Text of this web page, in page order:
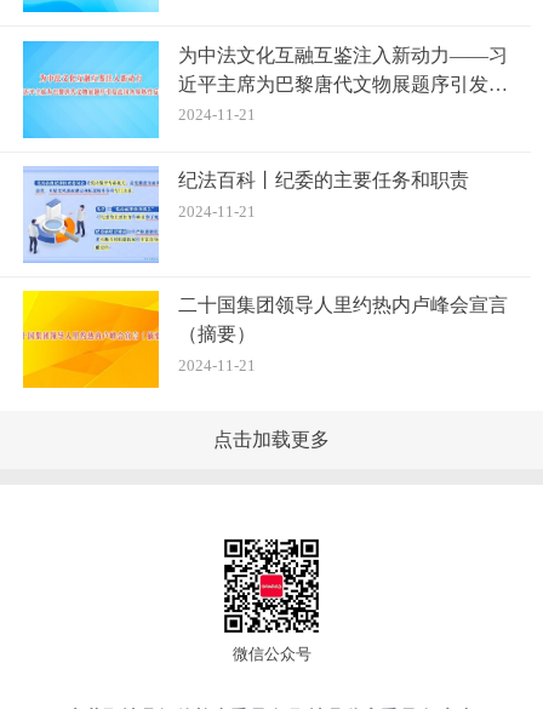
为中法文化互融互鉴注入新动力——习
近平主席为巴黎唐代文物展题序引发法
国各界热烈反响
2024-11-21
纪法百科丨纪委的主要任务和职责
2024-11-21
二十国集团领导人里约热内卢峰会宣言
（摘要）
2024-11-21
点击加载更多
微信公众号